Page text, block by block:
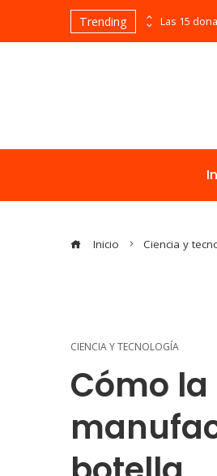
Trending La historia detrás de los inventos que surgieron por accidente y cambiaron el mundo
Inicio Ciencia y
CIENCIA Y TECNOLOGÍA
Cómo